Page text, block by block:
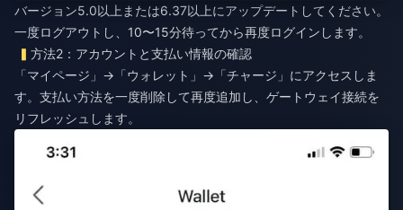
バージョン5.0以上または6.37以上にアップデートしてください。
一度ログアウトし、10〜15分待ってから再度ログインします。
方法2：アカウントと支払い情報の確認
「マイページ」→「ウォレット」→「チャージ」にアクセスしま
す。支払い方法を一度削除して再度追加し、ゲートウェイ接続を
リフレッシュします。